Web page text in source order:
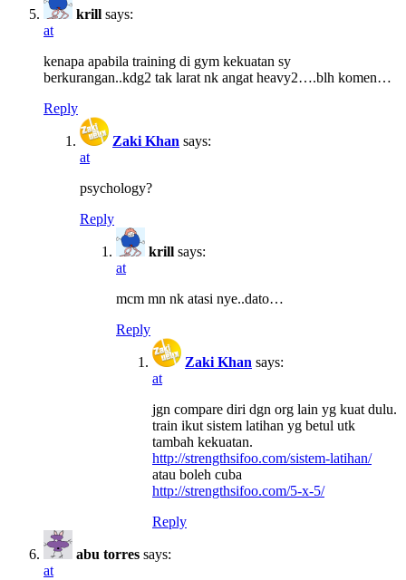
krill says:
at
kenapa apabila training di gym kekuatan sy
berkurangan..kdg2 tak larat nk angat heavy2….blh komen…
Reply
Zaki Khan says:
at
psychology?
Reply
krill says:
at
mcm mn nk atasi nye..dato…
Reply
Zaki Khan says:
at
jgn compare diri dgn org lain yg kuat dulu.
train ikut sistem latihan yg betul utk
tambah kekuatan.
http://strengthsifoo.com/sistem-latihan/
atau boleh cuba
http://strengthsifoo.com/5-x-5/
Reply
abu torres says:
at